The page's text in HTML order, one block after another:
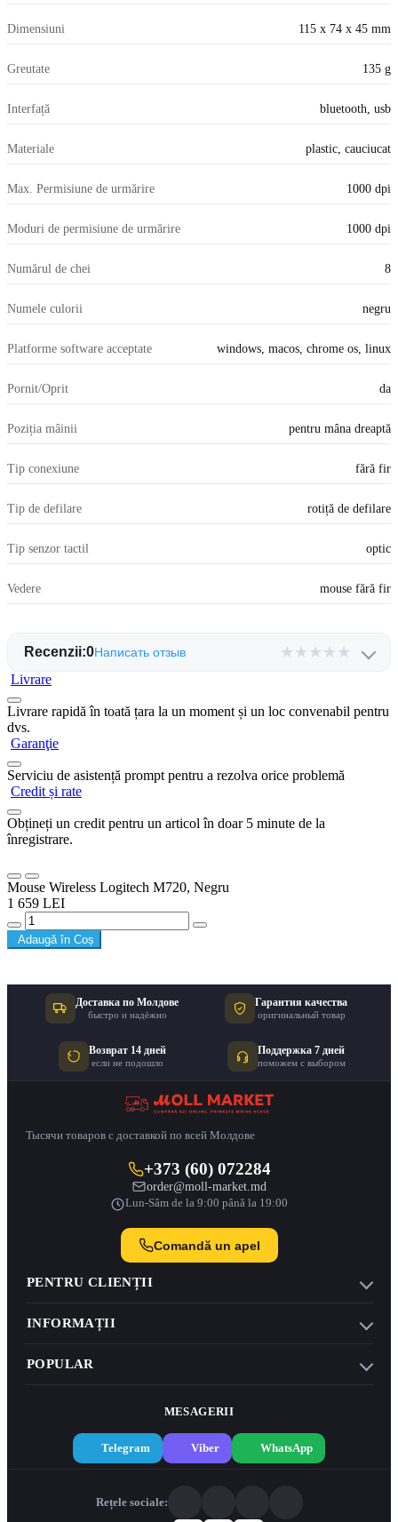
Dimensiuni 115 x 74 x 45 mm
Greutate 135 g
Interfață bluetooth, usb
Materiale plastic, cauciucat
Max. Permisiune de urmărire 1000 dpi
Moduri de permisiune de urmărire 1000 dpi
Numărul de chei 8
Numele culorii negru
Platforme software acceptate windows, macos, chrome os, linux
Pornit/Oprit da
Poziția mâinii pentru mâna dreaptă
Tip conexiune fără fir
Tip de defilare rotiță de defilare
Tip senzor tactil optic
Vedere mouse fără fir
Recenzii:0Написать отзыв ★ ★ ★ ★ ★
Livrare
Livrare rapidă în toată țara la un moment și un loc convenabil pentru
dvs.
Garanţie
Serviciu de asistență prompt pentru a rezolva orice problemă
Credit și rate
Obțineți un credit pentru un articol în doar 5 minute de la
înregistrare.
Mouse Wireless Logitech M720, Negru
1 659 LEI
Adaugă în Coș
Доставка по Молдове
быстро и надёжно
Гарантия качества
оригинальный товар
Возврат 14 дней
если не подошло
Поддержка 7 дней
поможем с выбором
Тысячи товаров с доставкой по всей Молдове
+373 (60) 072284
order@moll-market.md
Lun-Sâm de la 9:00 până la 19:00
Comandă un apel
PENTRU CLIENȚII
INFORMAȚII
POPULAR
MESAGERII
Telegram Viber WhatsApp
Rețele sociale: